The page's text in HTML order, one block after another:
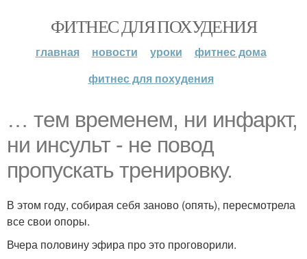
ФИТНЕС ДЛЯ ПОХУДЕНИЯ
главная новости уроки
фитнес дома
фитнес для похудения
… тем временем, ни инфаркт,
ни инсульт - не повод
пропускать тренировку.
В этом году, собирая себя заново (опять), пересмотрела
все свои опоры.
Вчера половину эфира про это проговорили.